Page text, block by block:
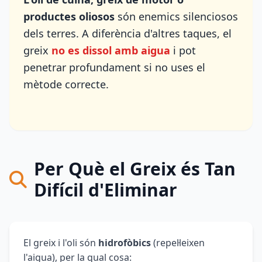
productes oliosos són enemics silenciosos
dels terres. A diferència d'altres taques, el
greix no es dissol amb aigua i pot
penetrar profundament si no uses el
mètode correcte.
Per Què el Greix és Tan
Difícil d'Eliminar
El greix i l'oli són hidrofòbics(repel·leixen
l'aigua), per la qual cosa: